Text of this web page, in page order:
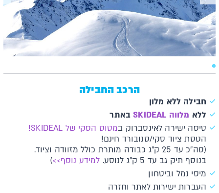
הרכב החבילה
חבילה ללא מלון
ללא מלווה S KIDEAL באתר
טיסה ישירה לאינסברוק במטוס הסקי של SKIDEAL!
הטסת ציוד סקי/סנובורד חינם!
(סה"כ עד 25 ק"ג כבודה מותרת כולל מזוודה וציוד.
בנוסף תיק גב עד 5 ק"ג לנוסע.
למידע נוסף>>)
מיסי נמל וביטחון
העברות ישירות לאתר וחזרה